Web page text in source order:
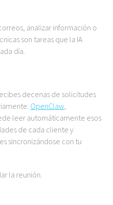
analizar información o
son tareas que la IA
día.
decenas de solicitudes
OpenClaw,
leer automáticamente esos
de cada cliente y
sincronizándose con tu
la reunión.